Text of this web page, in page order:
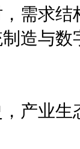
需求结
造与数
产业生